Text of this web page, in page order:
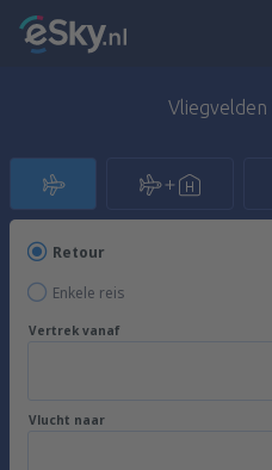
Vliegvelden
Retour
Enkele reis
Vertrek vanaf
Vlucht naar